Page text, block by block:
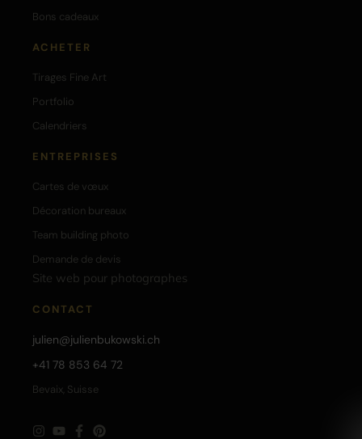
Bons cadeaux
ACHETER
Tirages Fine Art
Portfolio
Calendriers
ENTREPRISES
Cartes de vœux
Décoration bureaux
Team building photo
Demande de devis
Site web pour photographes
CONTACT
julien@julienbukowski.ch
+41 78 853 64 72
Bevaix, Suisse